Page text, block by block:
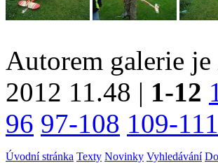
Autorem galerie je
2012 11.48 | 1-12
96 97-108 109-111
Úvodní stránka Texty Novinky Vyhledávání